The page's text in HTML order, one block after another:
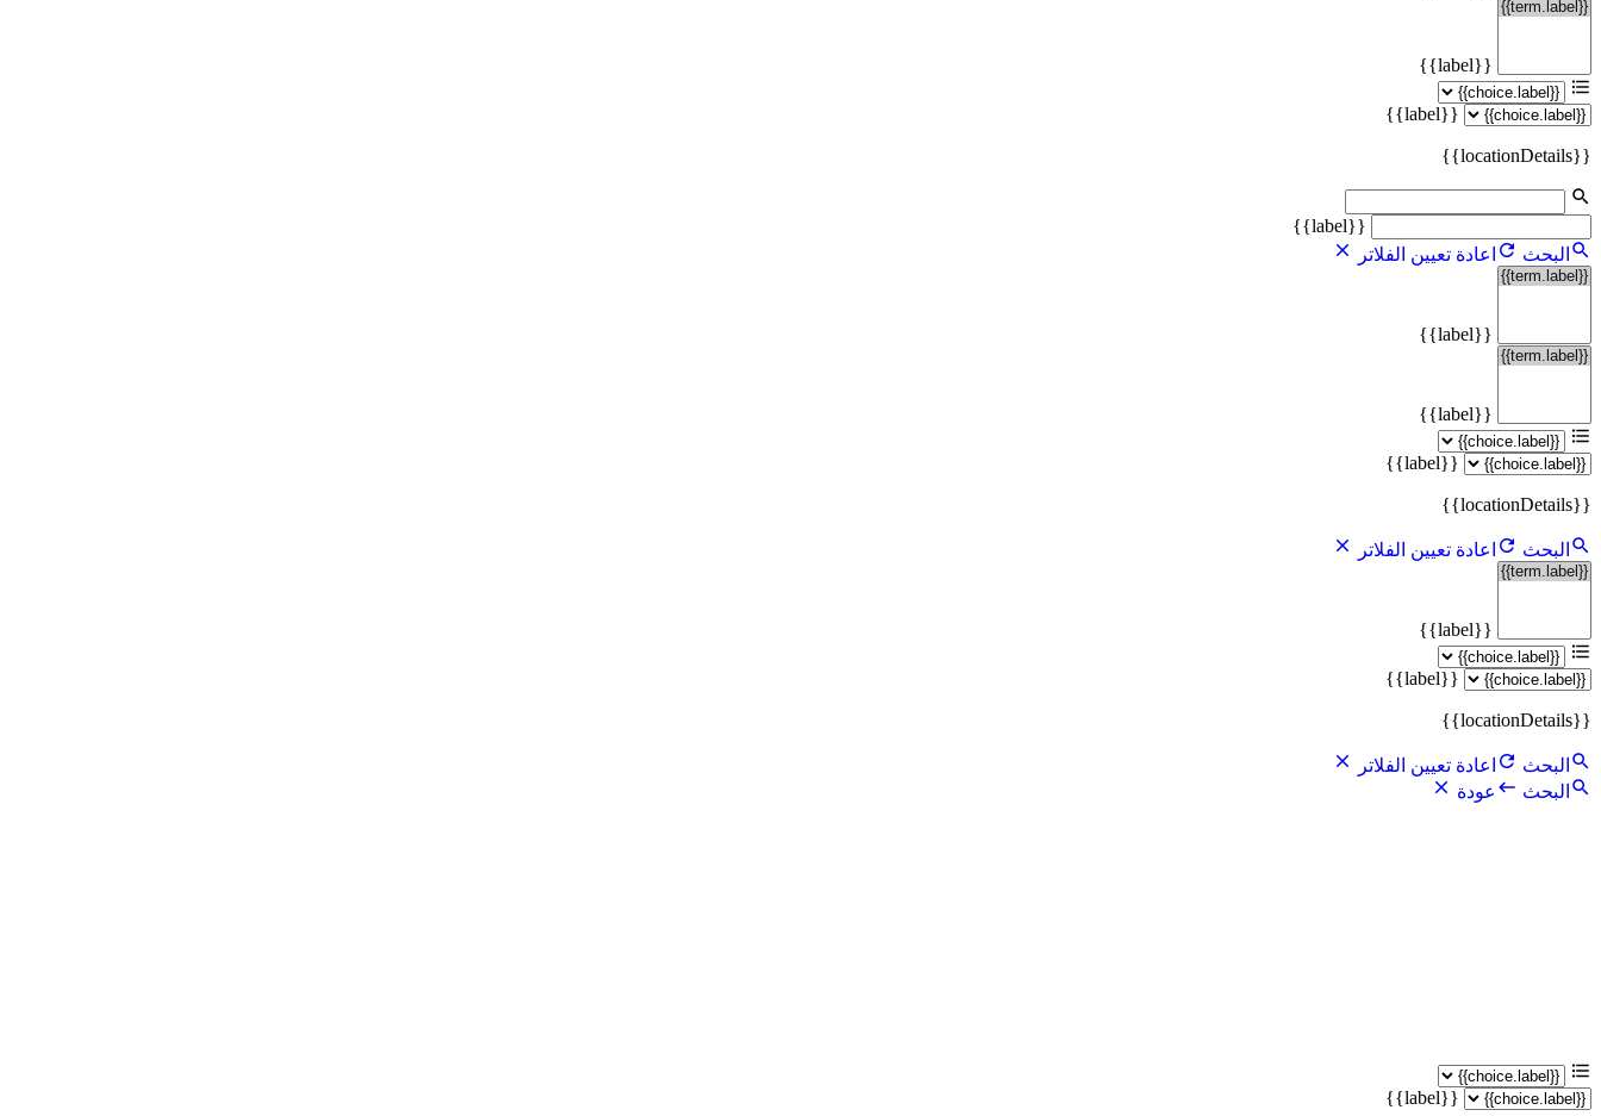
{{label}}
{{label}}
{{locationDetails}}
{{label}}
البحث
اعادة تعيين الفلاتر
{{label}}
{{label}}
{{label}}
{{locationDetails}}
البحث اعادة تعيين الفلاتر
{{label}}
{{label}}
{{locationDetails}}
البحث
اعادة تعيين الفلاتر
البحث
عودة
{{label}}